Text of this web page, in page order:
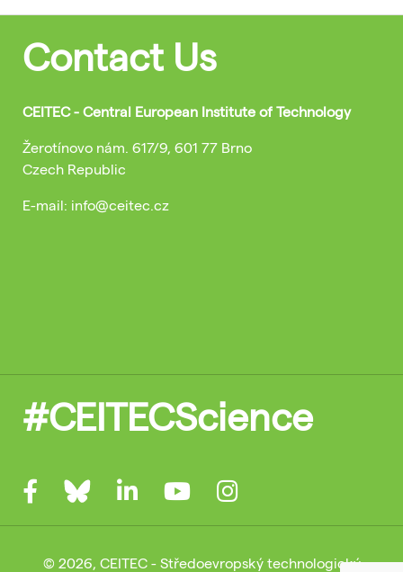
Contact Us
CEITEC - Central European Institute of Technology
Žerotínovo nám. 617/9, 601 77 Brno
Czech Republic
E-mail: info@ceitec.cz
#CEITECScience
© 2026, CEITEC - Středoevropský technologický